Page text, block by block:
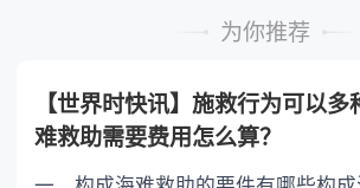
的继承人，不尽扶养义务的，分
为你推荐
【世界时快讯】施救行为可以多
难救助需要费用怎么算？